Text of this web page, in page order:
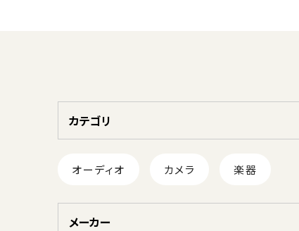
カテゴリ
オーディオ カメラ 楽器
メーカー